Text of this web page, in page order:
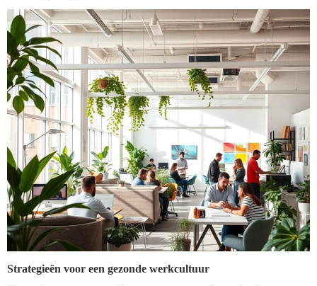
Strategieën voor een gezonde werkcultuur